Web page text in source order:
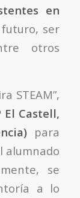
en
ser
otros
STEAM”,
El Castell,
para
alumnado
se
a lo